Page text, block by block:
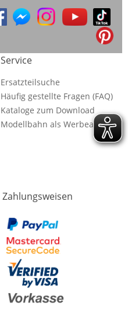
Service
Ersatzteilsuche
Häufig gestellte Fragen (FAQ)
Kataloge zum Download
Modellbahn als Werbeartikel
Zahlungsweisen